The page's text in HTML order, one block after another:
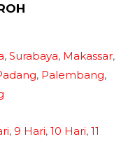
, Surabaya, Makassar,
, Palembang,
, 9 Hari, 10 Hari, 11